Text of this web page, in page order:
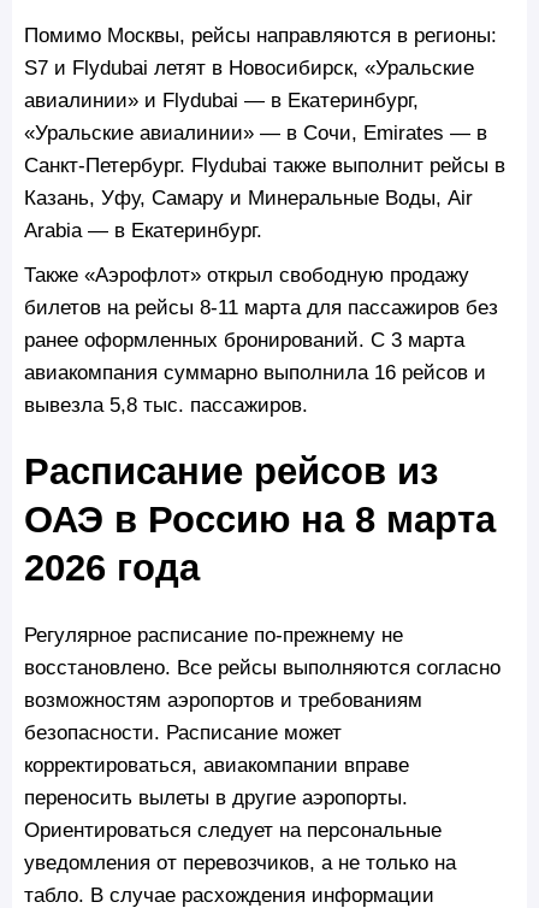
Помимо Москвы, рейсы направляются в регионы:
S7 и Flydubai летят в Новосибирск, «Уральские
авиалинии» и Flydubai — в Екатеринбург,
«Уральские авиалинии» — в Сочи, Emirates — в
Санкт-Петербург. Flydubai также выполнит рейсы в
Казань, Уфу, Самару и Минеральные Воды, Air
Arabia — в Екатеринбург.
Также «Аэрофлот» открыл свободную продажу
билетов на рейсы 8-11 марта для пассажиров без
ранее оформленных бронирований. С 3 марта
авиакомпания суммарно выполнила 16 рейсов и
вывезла 5,8 тыс. пассажиров.
Расписание рейсов из
ОАЭ в Россию на 8 марта
2026 года
Регулярное расписание по-прежнему не
восстановлено. Все рейсы выполняются согласно
возможностям аэропортов и требованиям
безопасности. Расписание может
корректироваться, авиакомпании вправе
переносить вылеты в другие аэропорты.
Ориентироваться следует на персональные
уведомления от перевозчиков, а не только на
табло. В случае расхождения информации